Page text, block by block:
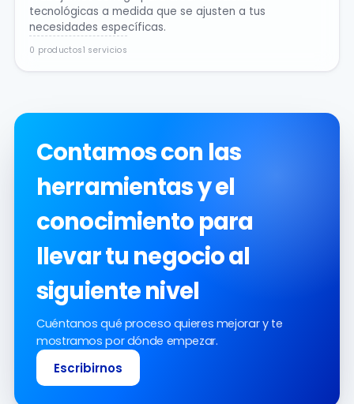
tecnológicas a medida que se ajusten a tus
necesidades específicas.
0 productos1 servicios
Contamos con las
herramientas y el
conocimiento para
llevar tu negocio al
siguiente nivel
Cuéntanos qué proceso quieres mejorar y te
mostramos por dónde empezar.
Escribirnos